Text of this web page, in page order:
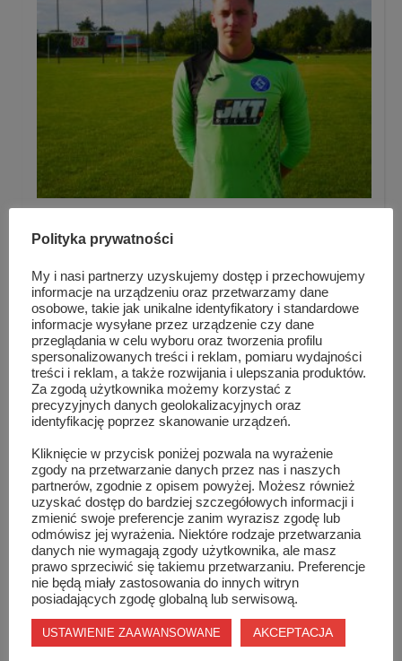
pier...
X Mistrzostwa Sadku w tenisie stołowym
Polityka prywatności
My i nasi partnerzy uzyskujemy dostęp i przechowujemy
informacje na urządzeniu oraz przetwarzamy dane
osobowe, takie jak unikalne identyfikatory i standardowe
informacje wysyłane przez urządzenie czy dane
przeglądania w celu wyboru oraz tworzenia profilu
spersonalizowanych treści i reklam, pomiaru wydajności
treści i reklam, a także rozwijania i ulepszania produktów.
Za zgodą użytkownika możemy korzystać z
precyzyjnych danych geolokalizacyjnych oraz
identyfikację poprzez skanowanie urządzeń.
Kliknięcie w przycisk poniżej pozwala na wyrażenie
zgody na przetwarzanie danych przez nas i naszych
partnerów, zgodnie z opisem powyżej. Możesz również
uzyskać dostęp do bardziej szczegółowych informacji i
zmienić swoje preferencje zanim wyrazisz zgodę lub
odmówisz jej wyrażenia. Niektóre rodzaje przetwarzania
danych nie wymagają zgody użytkownika, ale masz
prawo sprzeciwić się takiemu przetwarzaniu. Preferencje
nie będą miały zastosowania do innych witryn
posiadających zgodę globalną lub serwisową.
USTAWIENIE ZAAWANSOWANE AKCEPTACJA